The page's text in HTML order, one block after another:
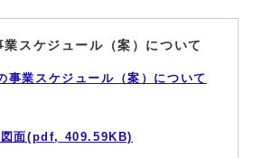
スケジュール（案）について
事業スケジュール（案）について
図面(pdf, 409.59KB)